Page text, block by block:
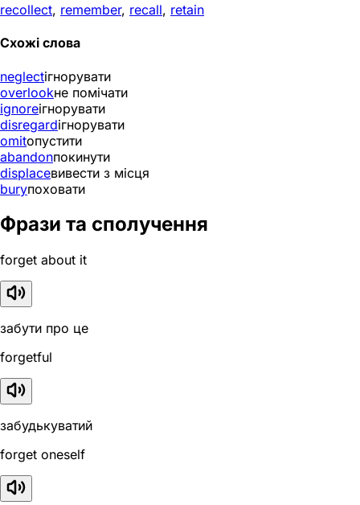
recollect, remember, recall, retain
Схожі слова
neglectігнорувати
overlookне помічати
ignoreігнорувати
disregardігнорувати
omitопустити
abandonпокинути
displaceвивести з місця
buryпоховати
Фрази та сполучення
forget about it
забути про це
forgetful
забудькуватий
forget oneself